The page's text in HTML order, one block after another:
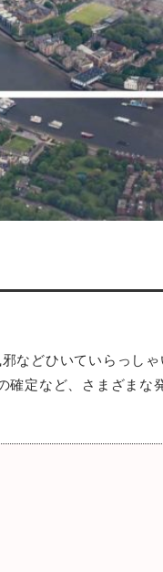
などひいていらっしゃ
定など、さまざまな